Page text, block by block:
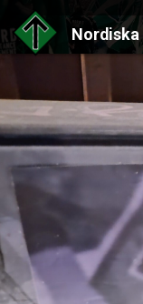
Nordiska